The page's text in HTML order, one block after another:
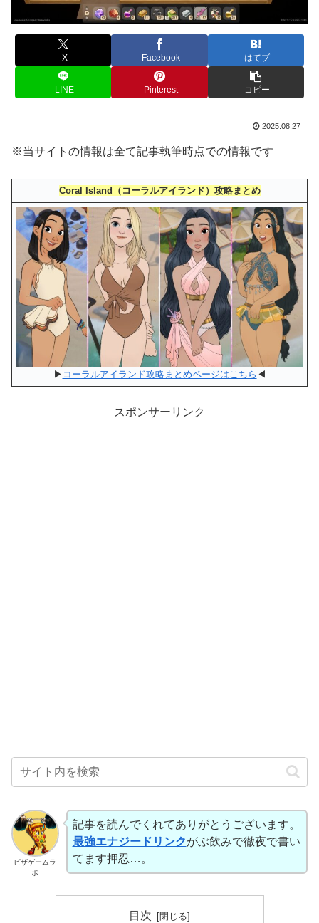
X Facebook はてブ
LINE Pinterest コピー
2025.08.27
※当サイトの情報は全て記事執筆時点での情報です
Coral Island（コーラルアイランド）攻略まとめ
▶ コーラルアイランド攻略まとめページはこちら ◀
スポンサーリンク
ピザゲームラ
ボ
記事を読んでくれてありがとうございます。
最強エナジードリンクがぶ飲みで徹夜で書い
てます押忍…。
目次